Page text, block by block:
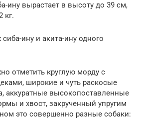
ину вырастает в высоту до 39 см,
кг.
ину и акита-ину одного
отметить круглую морду с
широкие и чуть раскосые
аккуратные высокопоставленные
и хвост, закрученный упругим
это совершенно разные собаки: